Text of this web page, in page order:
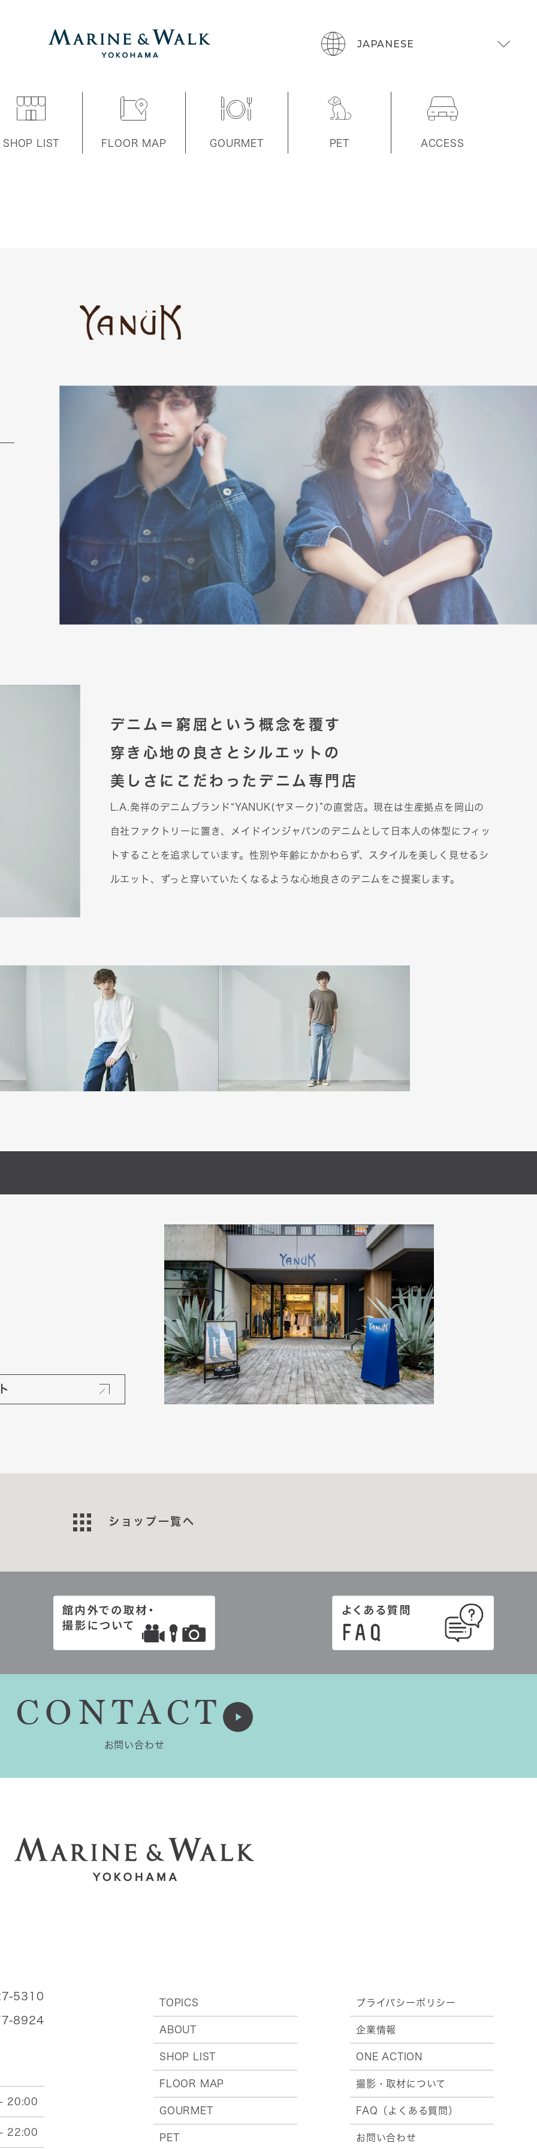
SHOP LIST FLOOR MAP GOURMET PET ACCESS
デニム＝窮屈という概念を覆す
穿き心地の良さとシルエットの
美しさにこだわったデニム専門店
L.A.発祥のデニムブランド “YANUK(ヤヌーク) ”の直営店。現在は生産拠点を岡山の
自社ファクトリーに置き、メイドインジャパンのデニムとして日本人の体型にフィッ
トすることを追求しています。性別や年齢にかかわらず、スタイルを美しく見せるシ
ルエット、ずっと穿いていたくなるような心地良さのデニムをご提案します。
ショップ一覧へ
CONTACT
お問い合わせ
5310
8924
20:00
22:00
TOPICS
ABOUT
SHOP LIST
FLOOR MAP
GOURMET
PET
プライバシーポリシー
企業情報
ONE ACTION
撮影・取材について
FAQ（よくある質問）
お問い合わせ